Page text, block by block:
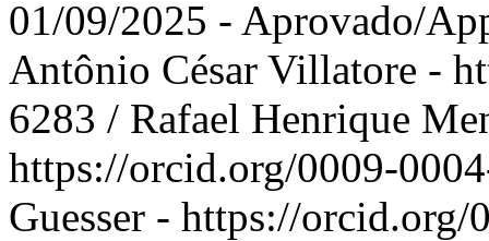
01/09/2025 - Aprovado/
Antônio César Villatore -
6283 / Rafael Henrique
https://orcid.org/0009-
Guesser - https://